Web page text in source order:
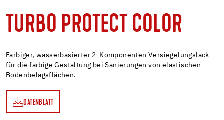
TURBO PROTECT COLOR
Farbiger, wasserbasierter 2-Komponenten Versiegelungslack
für die farbige Gestaltung bei Sanierungen von elastischen
Bodenbelagsflächen.
DATENBLATT